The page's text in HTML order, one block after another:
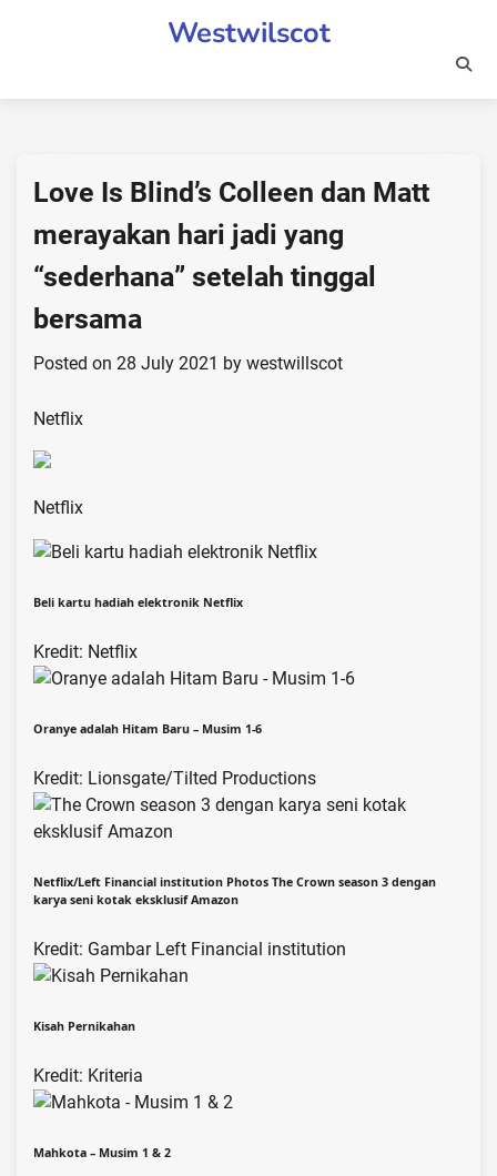
Westwilscot
Love Is Blind’s Colleen dan Matt
merayakan hari jadi yang
“sederhana” setelah tinggal
bersama
Posted on 28 July 2021 by westwillscot
Netflix
Netflix
Beli kartu hadiah elektronik Netflix
Kredit: Netflix
Oranye adalah Hitam Baru – Musim 1-6
Kredit: Lionsgate/Tilted Productions
Netflix/Left Financial institution Photos The Crown season 3 dengan
karya seni kotak eksklusif Amazon
Kredit: Gambar Left Financial institution
Kisah Pernikahan
Kredit: Kriteria
Mahkota – Musim 1 & 2